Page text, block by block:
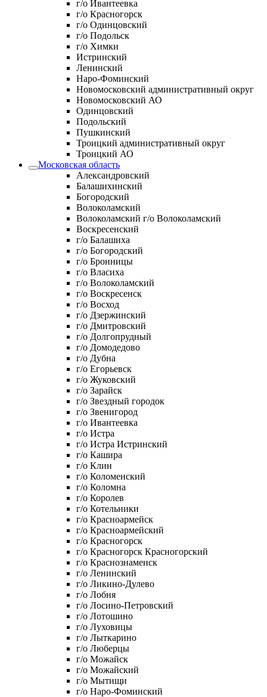
г/о Ивантеевка
г/о Красногорск
г/о Одинцовский
г/о Подольск
г/о Химки
Истринский
Ленинский
Наро-Фоминский
Новомосковский административный округ
Новомосковский АО
Одинцовский
Подольский
Пушкинский
Троицкий административный округ
Троицкий АО
Московская область
Александровский
Балашихинский
Богородский
Волоколамский
Волоколамский г/о Волоколамский
Воскресенский
г/о Балашиха
г/о Богородский
г/о Бронницы
г/о Власиха
г/о Волоколамский
г/о Воскресенск
г/о Восход
г/о Дзержинский
г/о Дмитровский
г/о Долгопрудный
г/о Домодедово
г/о Дубна
г/о Егорьевск
г/о Жуковский
г/о Зарайск
г/о Звездный городок
г/о Звенигород
г/о Ивантеевка
г/о Истра
г/о Истра Истринский
г/о Кашира
г/о Клин
г/о Коломенский
г/о Коломна
г/о Королев
г/о Котельники
г/о Красноармейск
г/о Красноармейский
г/о Красногорск
г/о Красногорск Красногорский
г/о Краснознаменск
г/о Ленинский
г/о Ликино-Дулево
г/о Лобня
г/о Лосино-Петровский
г/о Лотошино
г/о Луховицы
г/о Лыткарино
г/о Люберцы
г/о Можайск
г/о Можайский
г/о Мытищи
г/о Наро-Фоминский